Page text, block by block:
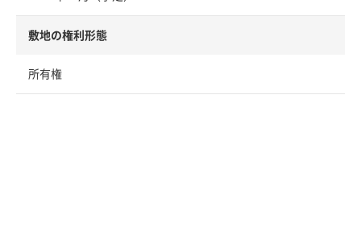
敷地の権利形態
所有権